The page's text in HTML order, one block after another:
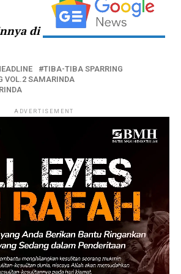
di
TIBA-TIBA SPARRING
VOL.2 SAMARINDA
ADVERTISEMENT